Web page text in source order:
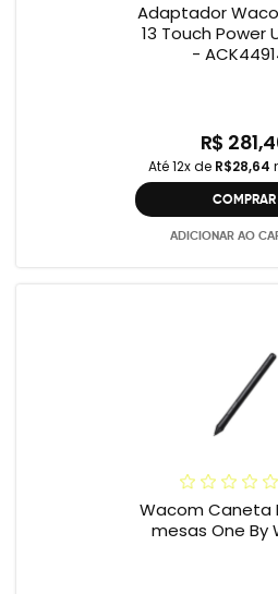
Adaptador
13 Touch Power
-
R$
Até 12x de R$28,64
COMPRAR
ADICIONAR AO
Wacom Caneta
mesas One By